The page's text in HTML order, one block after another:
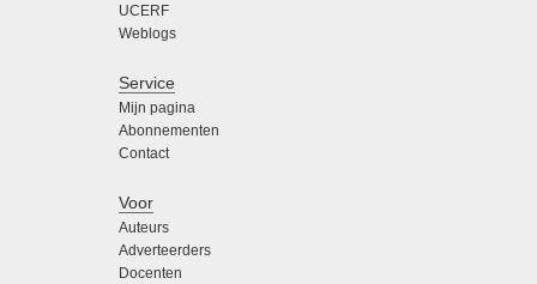
UCERF
Weblogs
Service
Mijn pagina
Abonnementen
Contact
Voor
Auteurs
Adverteerders
Docenten